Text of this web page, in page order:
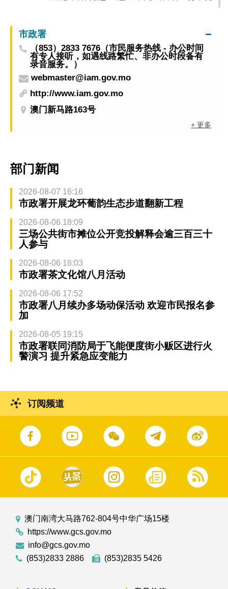
市政署
（853）2833 7676（市民服务热线 - 办公时间
有专人接听，如遇线路繁忙、非办公时段备有
录音服务。）
webmaster@iam.gov.mo
http://www.iam.gov.mo
澳门新马路163号
+ 更多
部门新闻
2026-08-07 16:16
市政署开展龙环葡韵生态步道翻新工程
2026-08-06 18:09
三场公共街市摊位公开竞投解释会逾三百三十
人参与
2026-08-06 18:03
市政署茶文化馆八月活动
2026-08-06 17:52
市政署八月续办多场动保活动 欢迎市民报名参
加
2026-08-05 19:15
市政署联同消防局于飞能便度街小贩区进行火
警演习 提升紧急应变能力
订阅频道
澳门南湾大马路762-804号中华广场15楼
https://www.gcs.gov.mo
info@gcs.gov.mo
(853)2833 2886
(853)2835 5426